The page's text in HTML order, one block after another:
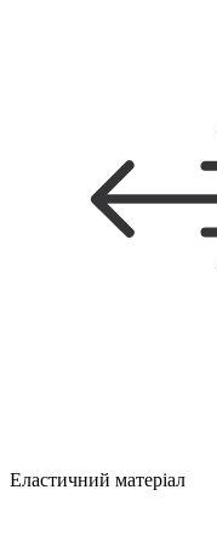
Еластичний матеріал